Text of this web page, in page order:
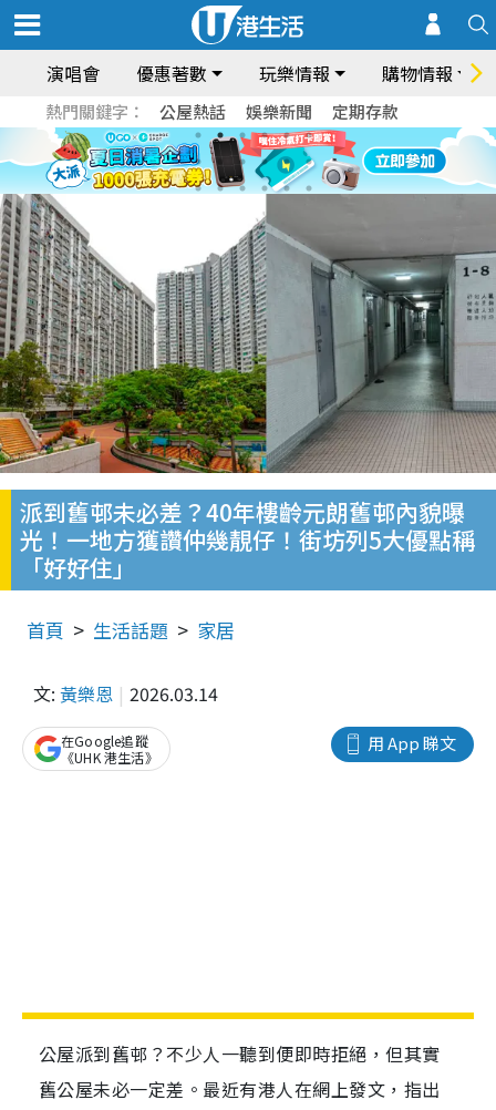
演唱會 優惠著數 玩樂情報 購物情報
熱門關鍵字： 公屋熱話 娛樂新聞 定期存款
派到舊邨未必差？40年樓齡元朗舊邨內貌曝
光！一地方獲讚仲幾靚仔！街坊列5大優點稱
「好好住」
首頁 生活話題 家居
文: 黃樂恩 2026.03.14
用 App 睇文
在Google追蹤
《UHK 港生活》
公屋派到舊邨？不少人一聽到便即時拒絕，但其實
舊公屋未必一定差。最近有港人在網上發文，指出